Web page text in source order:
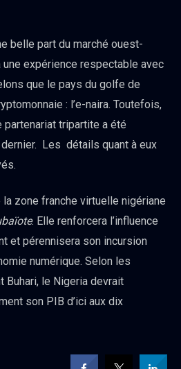
belle part du marché ouest-
expérience respectable avec
que le pays du golfe de
: l’e-naira. Toutefois,
tripartite a été
Les détails quant à eux
zone franche virtuelle nigériane
. Elle renforcera l’influence
et pérennisera son incursion
numérique. Selon les
le Nigeria devrait
son PIB d’ici aux dix